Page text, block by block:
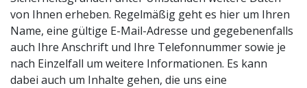
von Ihnen erheben. Regelmäßig geht es hier um Ihren
Name, eine gültige E-Mail-Adresse und gegebenenfalls
auch Ihre Anschrift und Ihre Telefonnummer sowie je
nach Einzelfall um weitere Informationen. Es kann
dabei auch um Inhalte gehen, die uns eine